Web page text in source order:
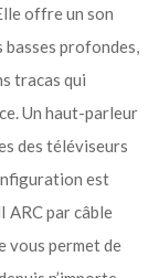
offre un son
profondes,
tracas qui
Un haut-parleur
des téléviseurs
est
ARC par câble
vous permet de